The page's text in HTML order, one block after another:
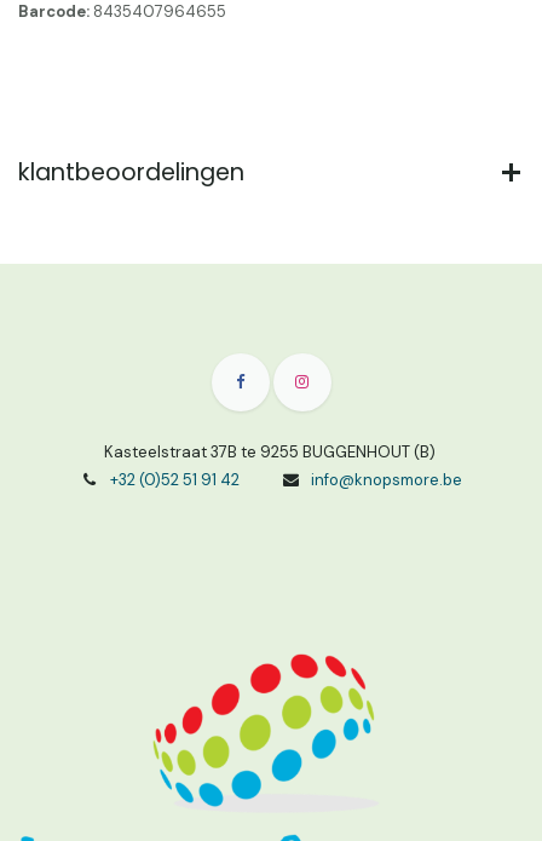
Barcode: 8435407964655
klantbeoordelingen
Kasteelstraat 37B te 9255 BUGGENHOUT (B)
+32 (0)52 51 91 42
info@knopsmore.be